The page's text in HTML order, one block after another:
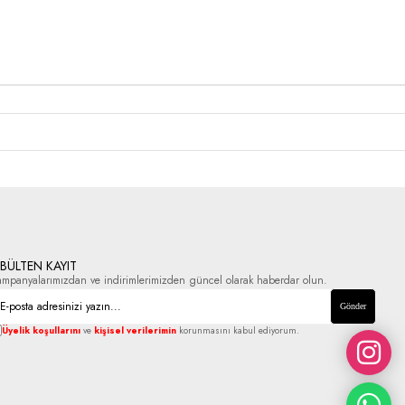
KAYIT
ve indirimlerimizden güncel olarak haberdar olun.
Gönder
Üyelik koşullarını ve kişisel verilerimin korunmasını kabul ediyorum.